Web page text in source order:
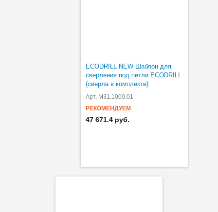
ECODRILL NEW Шаблон для
сверления под петли ECODRILL
(сверла в комплекте)
Арт. M31.1000.01
РЕКОМЕНДУЕМ
47 671.4 руб.